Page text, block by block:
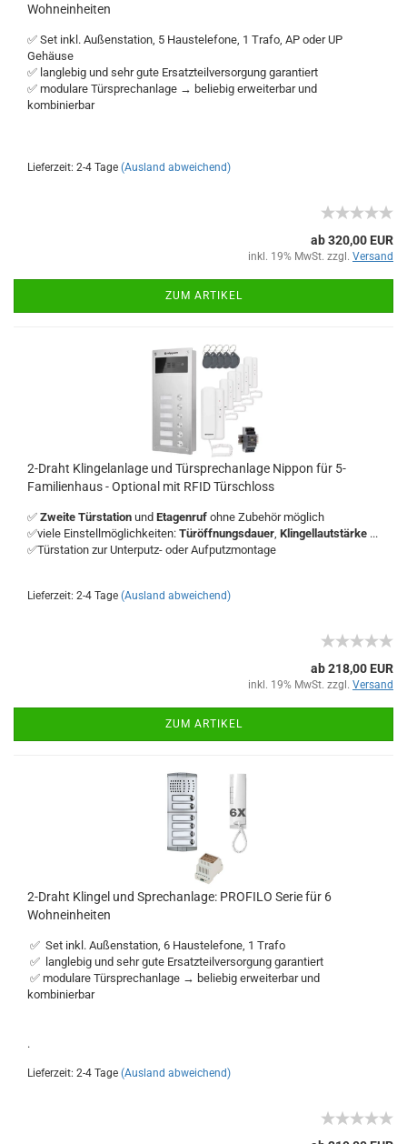
Wohneinheiten
✅ Set inkl. Außenstation, 5 Haustelefone, 1 Trafo, AP oder UP
Gehäuse
✅ langlebig und sehr gute Ersatzteilversorgung garantiert
✅ modulare Türsprechanlage → beliebig erweiterbar und
kombinierbar
Lieferzeit: 2-4 Tage (Ausland abweichend)
ab 320,00 EUR
inkl. 19% MwSt. zzgl. Versand
ZUM ARTIKEL
2-Draht Klingelanlage und Türsprechanlage Nippon für 5-
Familienhaus - Optional mit RFID Türschloss
✅ Zweite Türstation und Etagenruf ohne Zubehör möglich
✅viele Einstellmöglichkeiten: Türöffnungsdauer, Klingellautstärke ...
✅Türstation zur Unterputz- oder Aufputzmontage
Lieferzeit: 2-4 Tage (Ausland abweichend)
ab 218,00 EUR
inkl. 19% MwSt. zzgl. Versand
ZUM ARTIKEL
2-Draht Klingel und Sprechanlage: PROFILO Serie für 6
Wohneinheiten
✅ Set inkl. Außenstation, 6 Haustelefone, 1 Trafo
✅ langlebig und sehr gute Ersatzteilversorgung garantiert
✅ modulare Türsprechanlage → beliebig erweiterbar und
kombinierbar
.
Lieferzeit: 2-4 Tage (Ausland abweichend)